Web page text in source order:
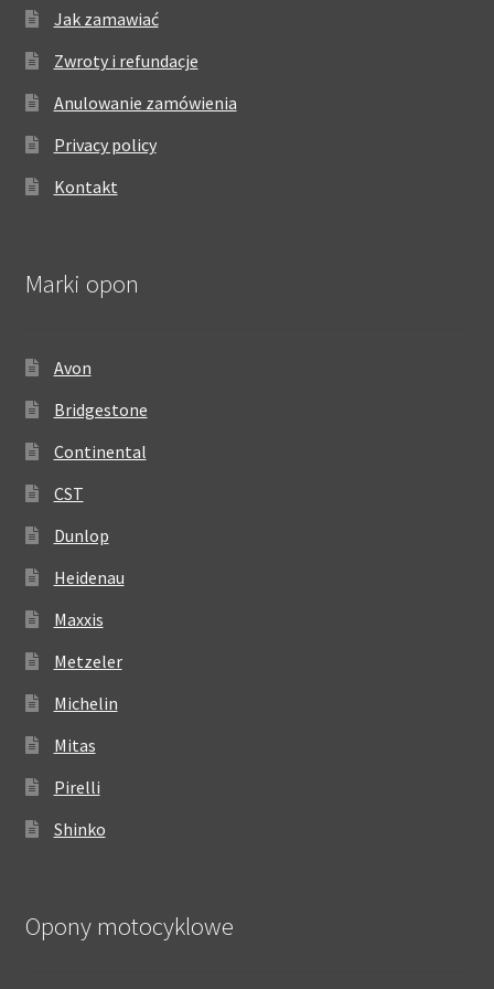
Jak zamawiać
Zwroty i refundacje
Anulowanie zamówienia
Privacy policy
Kontakt
Marki opon
Avon
Bridgestone
Continental
CST
Dunlop
Heidenau
Maxxis
Metzeler
Michelin
Mitas
Pirelli
Shinko
Opony motocyklowe